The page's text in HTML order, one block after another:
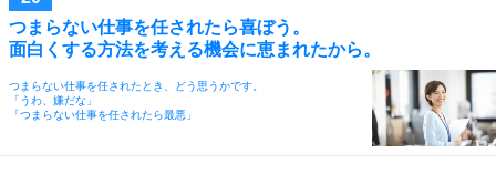
つまらない仕事を任されたら喜ぼう。
面白くする方法を考える機会に恵まれたから。
つまらない仕事を任されたとき、どう思うかです。
「うわ、嫌だな」
「つまらない仕事を任されたら最悪」